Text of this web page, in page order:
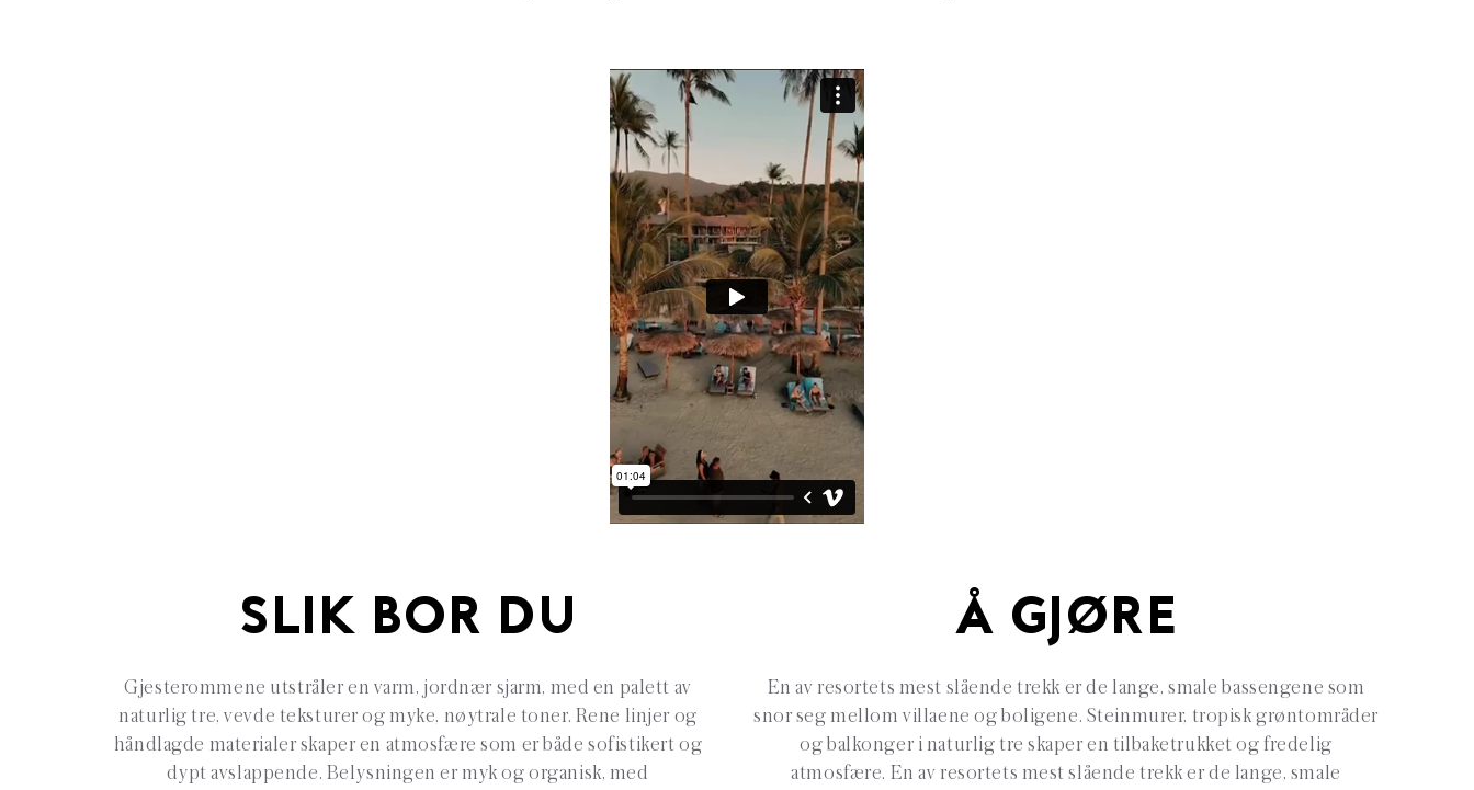
SLIK BOR DU
Gjesterommene utstråler en varm, jordnær sjarm, med en palett av
naturlig tre, vevde teksturer og myke, nøytrale toner. Rene linjer og
håndlagde materialer skaper en atmosfære som er både sofistikert og
dypt avslappende. Belysningen er myk og organisk, med
Å GJØRE
En av resortets mest slående trekk er de lange, smale bassengene som
snor seg mellom villaene og boligene. Steinmurer, tropisk grøntområder
og balkonger i naturlig tre skaper en tilbaketrukket og fredelig
atmosfære. En av resortets mest slående trekk er de lange, smale